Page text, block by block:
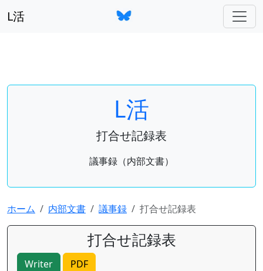
L活
L活
打合せ記録表
議事録（内部文書）
ホーム 内部文書 議事録 打合せ記録表
打合せ記録表
Writer PDF